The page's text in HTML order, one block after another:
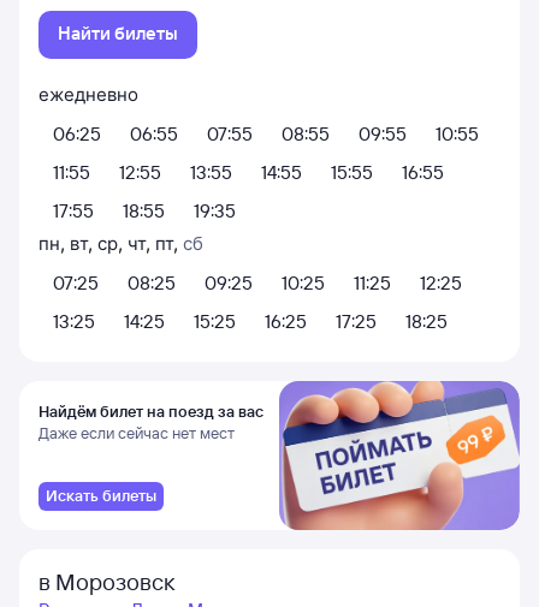
Найти билеты
ежедневно
06:25
06:55 07:55 08:55 09:55
10:55
11:55
12:55 13:55 14:55 15:55
16:55
17:55
18:55
19:35
пн, вт, ср, чт, пт, сб
07:25
08:25 09:25 10:25 11:25
12:25
13:25
14:25 15:25 16:25 17:25 18:25
Найдём билет на поезд за вас
Даже если сейчас нет мест
Искать билеты
в Морозовск